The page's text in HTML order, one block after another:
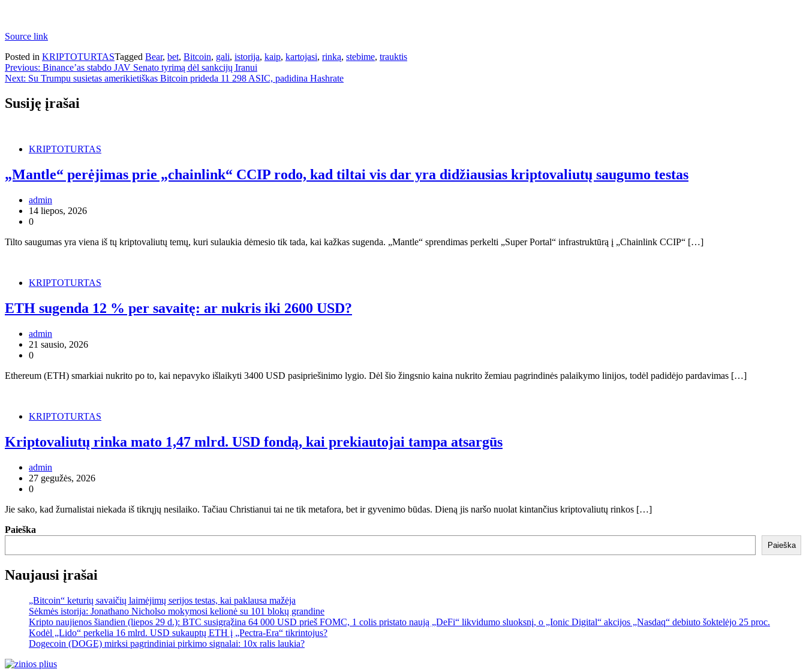
Source link
Posted in KRIPTOTURTASTagged Bear, bet, Bitcoin, gali, istorija, kaip, kartojasi, rinką, stebime, trauktis
Navigacija
tarp
įrašų
Previous: Binance’as stabdo JAV Senato tyrimą dėl sankcijų Iranui
Next: Su Trumpu susietas amerikietiškas Bitcoin prideda 11 298 ASIC, padidina Hashrate
Susiję įrašai
KRIPTOTURTAS
„Mantle“ perėjimas prie „chainlink“ CCIP rodo, kad tiltai vis dar yra didžiausias kriptovaliutų saugumo testas
admin
14 liepos, 2026
0
Tilto saugumas yra viena iš tų kriptovaliutų temų, kuri sulaukia dėmesio tik tada, kai kažkas sugenda. „Mantle“ sprendimas perkelti „Super Portal“ infrastruktūrą į „Chainlink CCIP“ […]
KRIPTOTURTAS
ETH sugenda 12 % per savaitę: ar nukris iki 2600 USD?
admin
21 sausio, 2026
0
Ethereum (ETH) smarkiai nukrito po to, kai nepavyko išlaikyti 3400 USD pasipriešinimo lygio. Dėl šio žingsnio kaina nukrito žemiau pagrindinės palaikymo linijos, todėl padidėjo pardavimas […]
KRIPTOTURTAS
Kriptovaliutų rinka mato 1,47 mlrd. USD fondą, kai prekiautojai tampa atsargūs
admin
27 gegužės, 2026
0
Jie sako, kad žurnalistai niekada iš tikrųjų nesilaiko. Tačiau Christianui tai ne tik metafora, bet ir gyvenimo būdas. Dieną jis naršo nuolat kintančius kriptovaliutų rinkos […]
Paieška
Paieška
Naujausi įrašai
„Bitcoin“ keturių savaičių laimėjimų serijos testas, kai paklausa mažėja
Sėkmės istorija: Jonathano Nicholso mokymosi kelionė su 101 blokų grandine
Kripto naujienos šiandien (liepos 29 d.): BTC susigrąžina 64 000 USD prieš FOMC, 1 colis pristato naują „DeFi“ likvidumo sluoksnį, o „Ionic Digital“ akcijos „Nasdaq“ debiuto šoktelėjo 25 proc.
Kodėl „Lido“ perkelia 16 mlrd. USD sukauptų ETH į „Pectra-Era“ tikrintojus?
Dogecoin (DOGE) mirksi pagrindiniai pirkimo signalai: 10x ralis laukia?